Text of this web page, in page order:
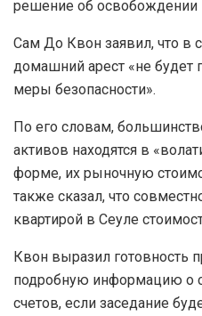
решение об освобождении
Сам До Квон заявил, что в
домашний арест «не будет
меры безопасности».
По его словам,
активов находятся в
форме, их рыночную
также сказал, что
квартирой в Сеуле
Квон выразил готовность
подробную информацию о
счетов, если заседание